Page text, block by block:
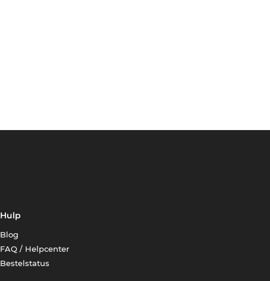
Hulp
Blog
FAQ / Helpcenter
Bestelstatus